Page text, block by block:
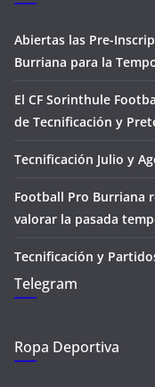
Abiertas las Pre-
Burriana para la
El CF Sorinthule
de Tecnificación y
Tecnificación Julio y
Football Pro Burriana
valorar la pasada
Tecnificación y
Telegram
Ropa Deportiva